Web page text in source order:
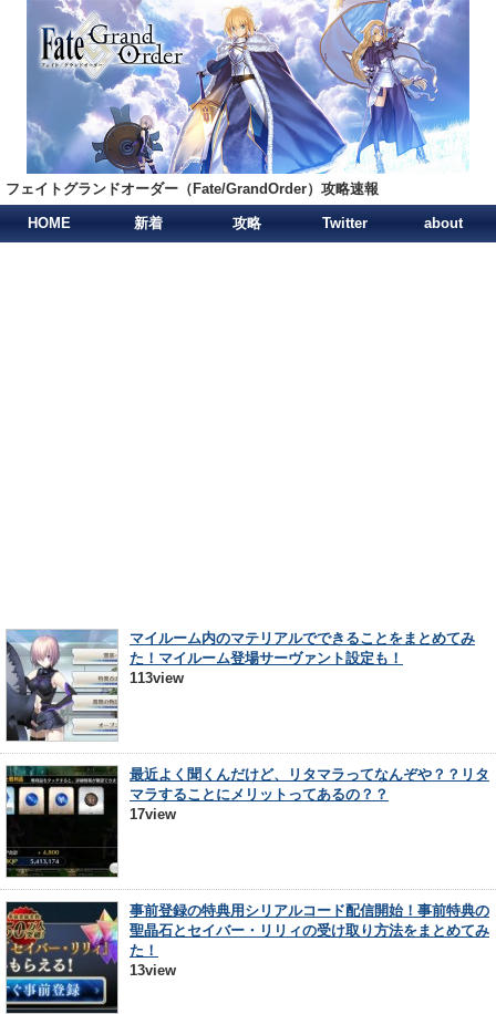
フェイトグランドオーダー（Fate/GrandOrder）攻略速報
HOME 新着 攻略 Twitter about
マイルーム内のマテリアルでできることをまとめてみ
た！マイルーム登場サーヴァント設定も！
113view
最近よく聞くんだけど、リタマラってなんぞや？？リタ
マラすることにメリットってあるの？？
17view
事前登録の特典用シリアルコード配信開始！事前特典の
聖晶石とセイバー・リリィの受け取り方法をまとめてみ
た！
13view